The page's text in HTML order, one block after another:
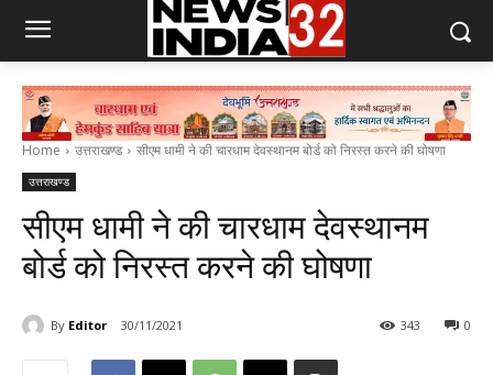
Home उत्तराखण्ड सीएम धामी ने की चारधाम देवस्थानम बोर्ड को निरस्त करने की घोषणा
उत्तराखण्ड
सीएम धामी ने की चारधाम देवस्थानम
बोर्ड को निरस्त करने की घोषणा
By Editor 30/11/2021 0
343